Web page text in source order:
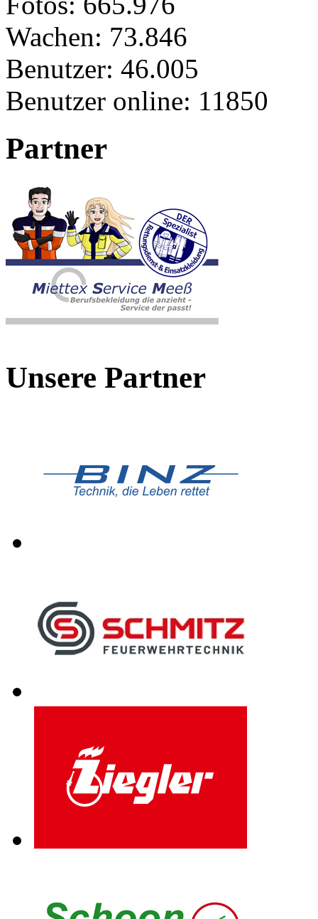
Wachen: 73.846
Benutzer: 46.005
Benutzer online: 11850
Partner
Unsere Partner